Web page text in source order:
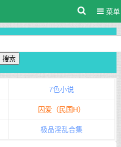
菜单
搜索
7色小说
囚爱（民国H）
极品淫乱合集